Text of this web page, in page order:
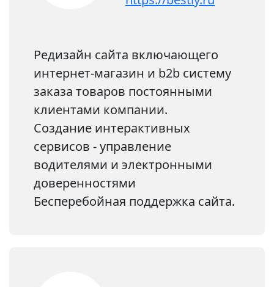
Редизайн сайта включающего
интернет-магазин и b2b систему
заказа товаров постоянными
клиентами компании.
Создание интерактивных
сервисов - управление
водителями и электронными
доверенностями
Бесперебойная поддержка сайта.